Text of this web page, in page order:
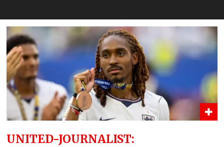
UNITED-JOURNALIST: